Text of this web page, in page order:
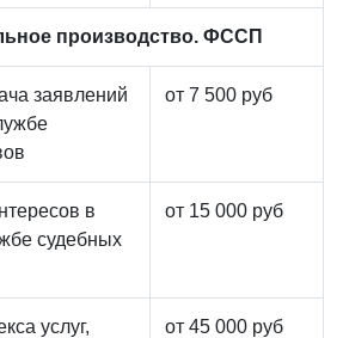
производство. ФССП
заявлений
от 7 500 руб
в
судебных
от 15 000 руб
услуг,
от 45 000 руб